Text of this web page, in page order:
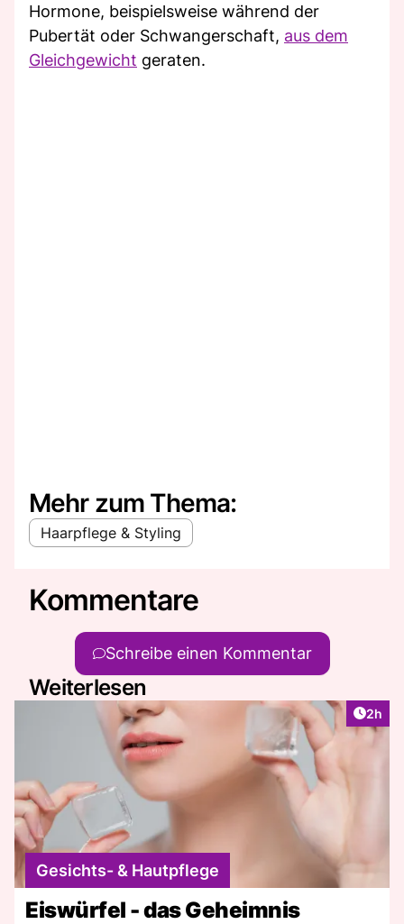
Hormone, beispielsweise während der
Pubertät oder Schwangerschaft, aus dem
Gleichgewicht geraten.
Mehr zum Thema:
Haarpflege & Styling
Kommentare
Schreibe einen Kommentar
Weiterlesen
2h
Gesichts- & Hautpflege
Eiswürfel - das Geheimnis